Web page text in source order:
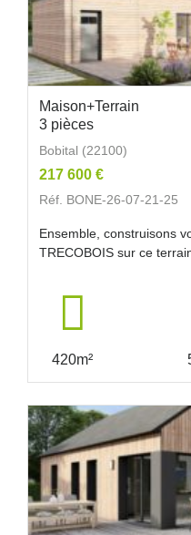
Maison+Terrain
3 pièces
Bobital (22100)
217 600 €
Réf. BONE-26-07-21-25
Ensemble, construisons
TRECOBOIS sur ce
420m²